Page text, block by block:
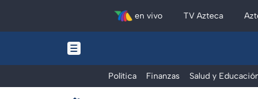
en vivo TV Azteca
Política Finanzas Salud y